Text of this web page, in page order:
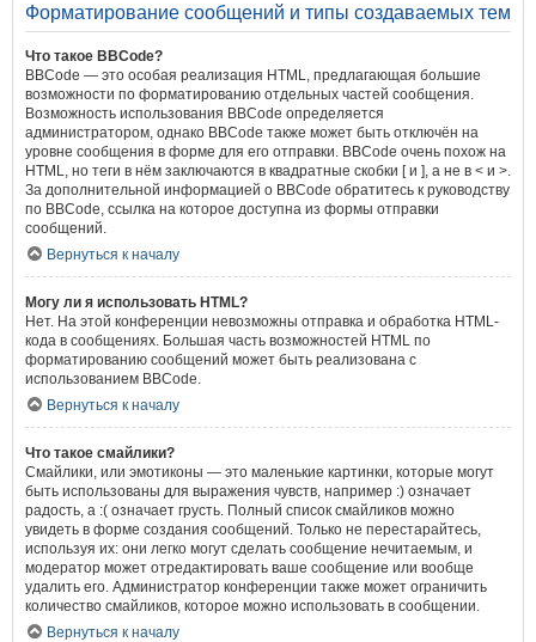
Форматирование сообщений и типы создаваемых тем
Что такое BBCode?
BBCode — это особая реализация HTML, предлагающая большие
возможности по форматированию отдельных частей сообщения.
Возможность использования BBCode определяется
администратором, однако BBCode также может быть отключён на
уровне сообщения в форме для его отправки. BBCode очень похож на
HTML, но теги в нём заключаются в квадратные скобки [ и ], а не в < и >.
За дополнительной информацией о BBCode обратитесь к руководству
по BBCode, ссылка на которое доступна из формы отправки
сообщений.
Вернуться к началу
Могу ли я использовать HTML?
Нет. На этой конференции невозможны отправка и обработка HTML-
кода в сообщениях. Большая часть возможностей HTML по
форматированию сообщений может быть реализована с
использованием BBCode.
Вернуться к началу
Что такое смайлики?
Смайлики, или эмотиконы — это маленькие картинки, которые могут
быть использованы для выражения чувств, например :) означает
радость, а :( означает грусть. Полный список смайликов можно
увидеть в форме создания сообщений. Только не перестарайтесь,
используя их: они легко могут сделать сообщение нечитаемым, и
модератор может отредактировать ваше сообщение или вообще
удалить его. Администратор конференции также может ограничить
количество смайликов, которое можно использовать в сообщении.
Вернуться к началу